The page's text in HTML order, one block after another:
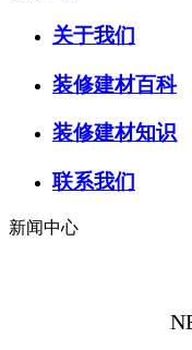
关于我们
装修建材百科
装修建材知识
联系我们
新闻中心